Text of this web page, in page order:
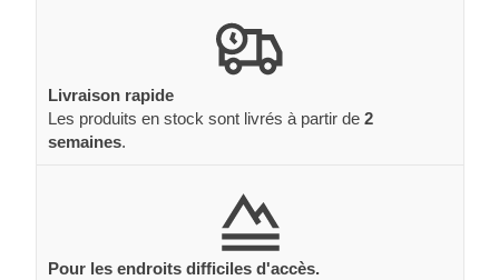
Livraison rapide
Les produits en stock sont livrés à partir de 2
semaines.
Pour les endroits difficiles d'accès.